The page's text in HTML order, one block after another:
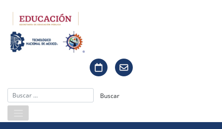
contenido